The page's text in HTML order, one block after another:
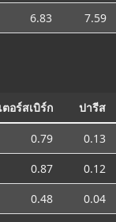
6.83 7.59
อร์สเบิร์ก ปารีส
0.79 0.13
0.87 0.12
0.48 0.04